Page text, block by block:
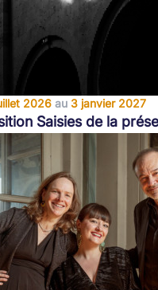
2026 au 3 janvier 2027
Saisies de la